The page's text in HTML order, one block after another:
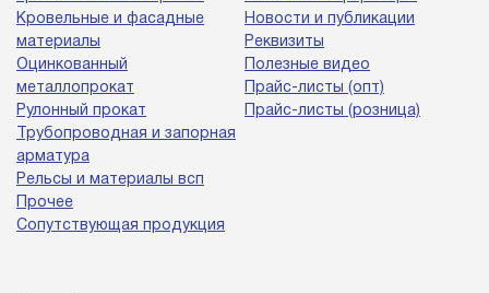
Кровельные и фасадные
материалы
Оцинкованный
металлопрокат
Рулонный прокат
Трубопроводная и запорная
арматура
Рельсы и материалы всп
Прочее
Сопутствующая продукция
Новости и публикации
Реквизиты
Полезные видео
Прайс-листы (опт)
Прайс-листы (розница)